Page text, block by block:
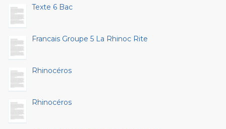
Texte 6 Bac
Francais Groupe 5 La Rhinoc Rite
Rhinocéros
Rhinocéros